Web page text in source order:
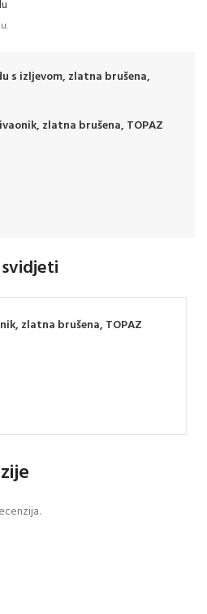
s izljevom, zlatna brušena,
zlatna brušena, TOPAZ
zlatna brušena, TOPAZ